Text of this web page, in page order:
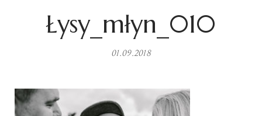
Łysy_młyn_010
01.09.2018